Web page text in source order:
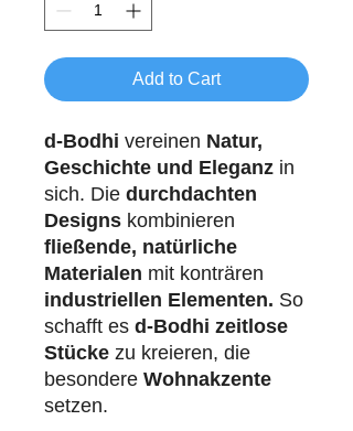
Add to Cart
d-Bodhi vereinen Natur,
Geschichte und Eleganz in
sich. Die durchdachten
Designs kombinieren
fließende, natürliche
Materialen mit konträren
industriellen Elementen. So
schafft es d-Bodhi zeitlose
Stücke zu kreieren, die
besondere Wohnakzente
setzen.